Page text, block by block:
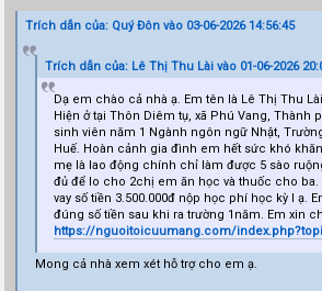
Trích dẫn của: Quý Đôn vào 03-06-2026 14:56:45
Trích dẫn của: Lê Thị Thu Lài vào 01-06-2026
Dạ em chào cả nhà ạ. Em tên là Lê Thị Thu
Hiện ở tại Thôn Diêm tụ, xã Phú Vang, Thành
sinh viên năm 1 Ngành ngôn ngữ Nhật,
Huế. Hoàn cảnh gia đình em hết sức khó
mẹ là lao động chính chỉ làm được 5 sào
đủ để lo cho 2chị em ăn học và thuốc cho
vay số tiền 3.500.000đ nộp học phí học kỳ I ạ.
đúng số tiền sau khi ra trường 1năm. Em xin
https://nguoitoicuumang.com/
Mong cả nhà xem xét hỗ trợ cho em ạ.